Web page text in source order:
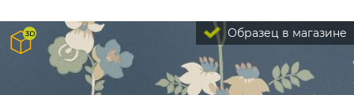
Образец в магазине